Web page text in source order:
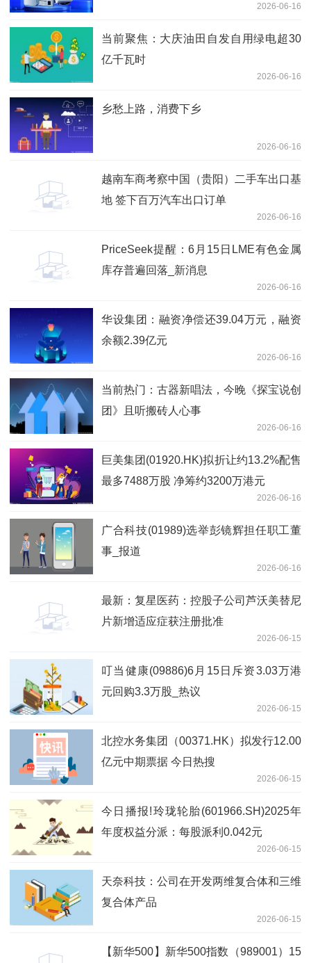
2026-06-16
当前聚焦：大庆油田自发自用绿电超30
亿千瓦时
2026-06-16
乡愁上路，消费下乡
2026-06-16
越南车商考察中国（贵阳）二手车出口基
地 签下百万汽车出口订单
2026-06-16
PriceSeek提醒：6月15日LME有色金属
库存普遍回落_新消息
2026-06-16
华设集团：融资净偿还39.04万元，融资
余额2.39亿元
2026-06-16
当前热门：古器新唱法，今晚《探宝说创
团》且听搬砖人心事
2026-06-16
巨美集团(01920.HK)拟折让约13.2%配售
最多7488万股 净筹约3200万港元
2026-06-16
广合科技(01989)选举彭镜辉担任职工董
事_报道
2026-06-16
最新：复星医药：控股子公司芦沃美替尼
片新增适应症获注册批准
2026-06-15
叮当健康(09886)6月15日斥资3.03万港
元回购3.3万股_热议
2026-06-15
北控水务集团（00371.HK）拟发行12.00
亿元中期票据 今日热搜
2026-06-15
今日播报!玲珑轮胎(601966.SH)2025年
年度权益分派：每股派利0.042元
2026-06-15
天奈科技：公司在开发两维复合体和三维
复合体产品
2026-06-15
【新华500】新华500指数（989001）15